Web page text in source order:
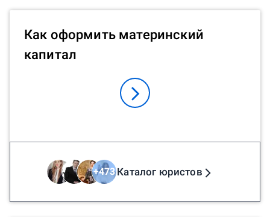
Как оформить материнский
капитал
+473Каталог юристов